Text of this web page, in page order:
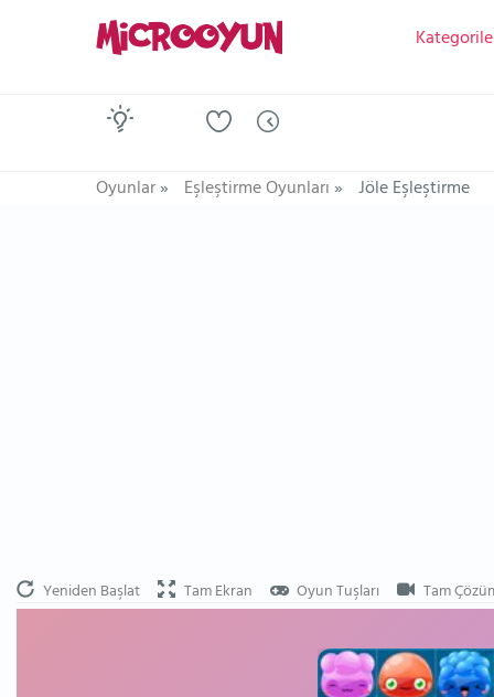
Oyunlar» Eşleştirme Oyunları» Jöle Eşleştirme
Yeniden Başlat Tam Ekran Oyun Tuşları Tam